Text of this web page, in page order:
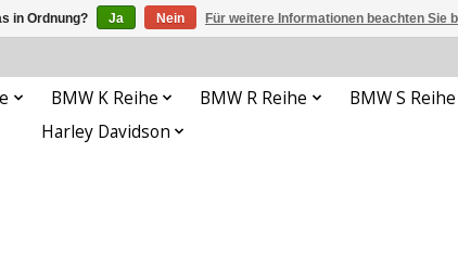
BMW K Reihe BMW R Reihe BMW S Reihe
Harley Davidson
in Ordnung? Ja Nein Für weitere Informationen beachten Sie